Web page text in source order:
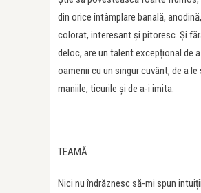
din orice întâmplare banală,
colorat, interesant și pitoresc. Și
deloc, are un talent excepțional de
oamenii cu un singur cuvânt, de a le
maniile, ticurile și de a-i imita.
TEAMĂ
Nici nu îndrăznesc să-mi spun